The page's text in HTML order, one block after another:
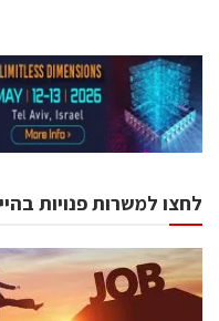
לחצו למשרות פנויות